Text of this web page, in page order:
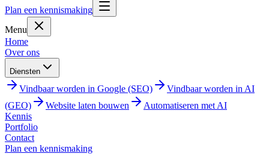
Plan een kennismaking
Menu
Home
Over ons
Diensten
Vindbaar worden in Google (SEO)
Vindbaar worden in AI
(GEO)
Website laten bouwen
Automatiseren met AI
Kennis
Portfolio
Contact
Plan een kennismaking